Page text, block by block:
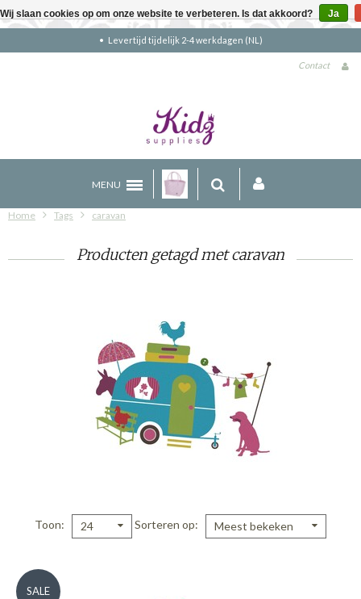
Levertijd tijdelijk 2-4 werkdagen (NL)
Contact
MENU
Home Tags caravan
Producten getagd met caravan
Toon 24 Sorteren op Meest bekeken
SALE
Wij slaan cookies op om onze website te verbeteren. Is dat akkoord? Ja